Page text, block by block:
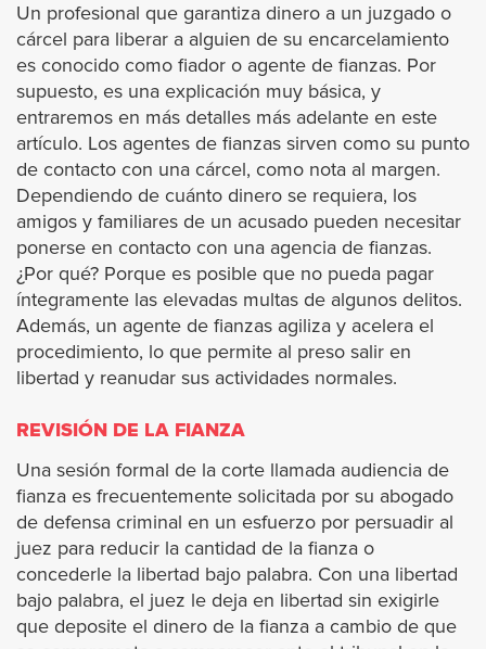
West Covina
West Hollywood
Westlake Village
Whittier
Orange County
Anaheim
Buena Park
Costa Mesa
Costa Mesa Jail
Cypress
Dana Point
Un profesional que garantiza dinero a un juzgado o
cárcel para liberar a alguien de su encarcelamiento
es conocido como fiador o agente de fianzas. Por
supuesto, es una explicación muy básica, y
entraremos en más detalles más adelante en este
artículo. Los agentes de fianzas sirven como su punto
de contacto con una cárcel, como nota al margen.
Dependiendo de cuánto dinero se requiera, los
amigos y familiares de un acusado pueden necesitar
ponerse en contacto con una agencia de fianzas.
¿Por qué? Porque es posible que no pueda pagar
íntegramente las elevadas multas de algunos delitos.
Además, un agente de fianzas agiliza y acelera el
procedimiento, lo que permite al preso salir en
libertad y reanudar sus actividades normales.
REVISIÓN DE LA FIANZA
Una sesión formal de la corte llamada audiencia de
fianza es frecuentemente solicitada por su abogado
de defensa criminal en un esfuerzo por persuadir al
juez para reducir la cantidad de la fianza o
concederle la libertad bajo palabra. Con una libertad
bajo palabra, el juez le deja en libertad sin exigirle
que deposite el dinero de la fianza a cambio de que